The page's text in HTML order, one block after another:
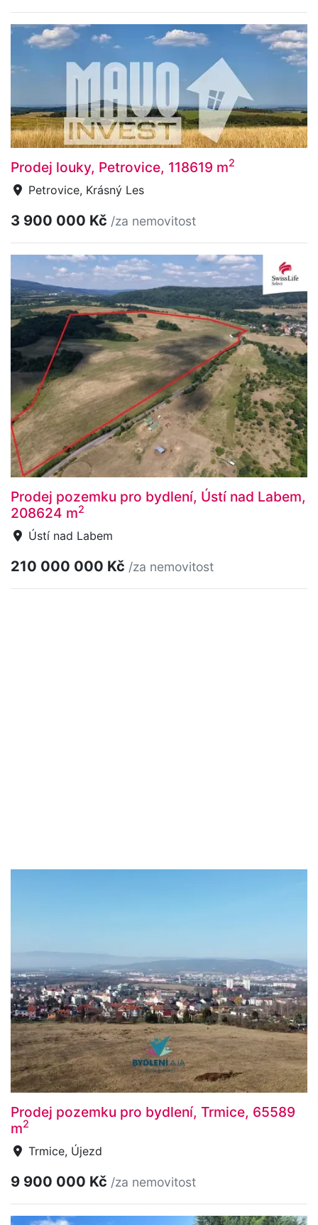
Prodej louky, Petrovice, 118619 m2
Petrovice, Krásný Les
3 900 000 Kč /za nemovitost
Prodej pozemku pro bydlení, Ústí nad Labem,
208624 m2
Ústí nad Labem
210 000 000 Kč /za nemovitost
Prodej pozemku pro bydlení, Trmice, 65589
m2
Trmice, Újezd
9 900 000 Kč /za nemovitost